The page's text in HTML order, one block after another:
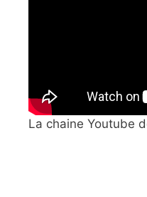
La chaine Youtube